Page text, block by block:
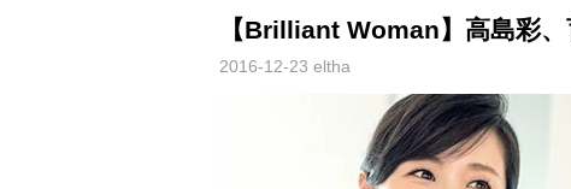
【Brilliant Woman】高島彩
2016-12-23 eltha